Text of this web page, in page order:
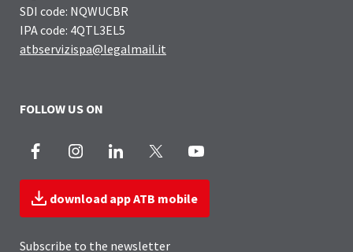
SDI code: NQWUCBR
IPA code: 4QTL3EL5
atbservizispa@legalmail.it
FOLLOW US ON
Facebook InstagramLinkedIn
download app ATB mobile
Subscribe to the newsletter